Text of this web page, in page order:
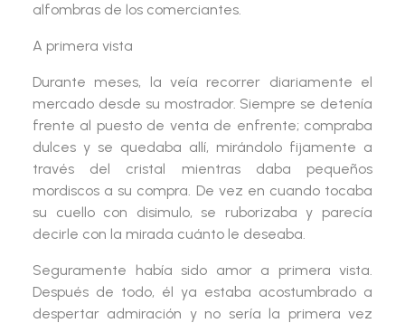
alfombras de los comerciantes.
A primera vista
Durante meses, la veía recorrer diariamente el
mercado desde su mostrador. Siempre se detenía
frente al puesto de venta de enfrente; compraba
dulces y se quedaba allí, mirándolo fijamente a
través del cristal mientras daba pequeños
mordiscos a su compra. De vez en cuando tocaba
su cuello con disimulo, se ruborizaba y parecía
decirle con la mirada cuánto le deseaba.
Seguramente había sido amor a primera vista.
Después de todo, él ya estaba acostumbrado a
despertar admiración y no sería la primera vez